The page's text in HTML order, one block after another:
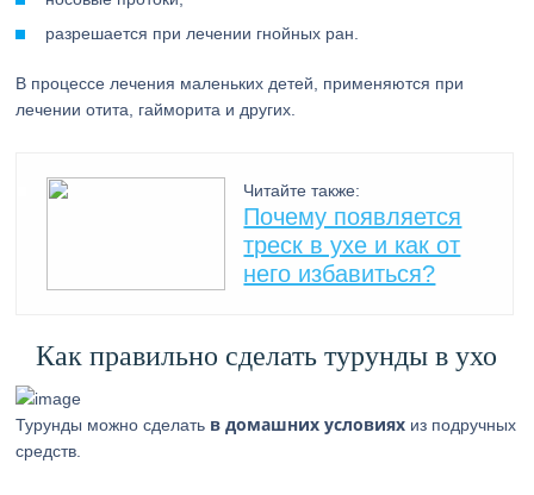
разрешается при лечении гнойных ран.
В процессе лечения маленьких детей, применяются при
лечении отита, гайморита и других.
Читайте также:
Почему появляется
треск в ухе и как от
него избавиться?
Как правильно сделать турунды в ухо
Турунды можно сделать в домашних условиях из подручных
средств.